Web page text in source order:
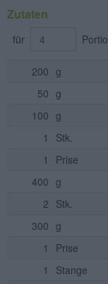
Zutaten
für
200 g
50 g
100 g
1
Stk.
1
Prise
400 g
2 Stk.
300 g
1
Prise
1
Stange